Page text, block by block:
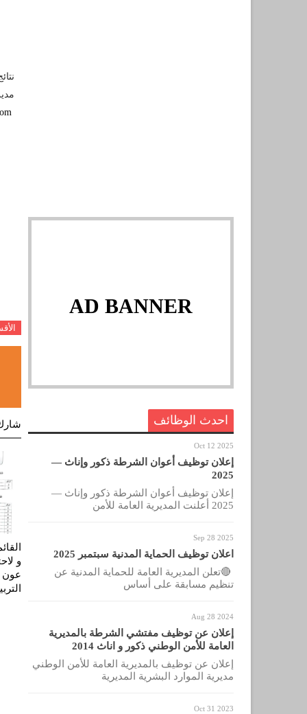
AD BANNER
احدث الوظائف
Oct 12 2025
إعلان توظيف أعوان الشرطة ذكور وإناث —
2025
إعلان توظيف أعوان الشرطة ذكور وإناث —
2025 أعلنت المديرية العامة للأمن
Sep 28 2025
اعلان توظيف الحماية المدنية سبتمبر 2025
🔴تعلن المديرية العامة للحماية المدنية عن
تنظيم مسابقة على أساس
Aug 28 2024
إعلان عن توظيف مفتشي الشرطة بالمديرية
العامة للأمن الوطني ذكور و اناث 2014
إعلان عن توظيف بالمديرية العامة للأمن الوطني
مديرية الموارد البشرية المديرية
Oct 31 2023
و